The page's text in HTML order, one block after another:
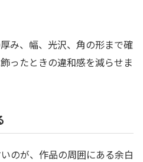
み、幅、光沢、角の形まで確
ったときの違和感を減らせま
のが、作品の周囲にある余白